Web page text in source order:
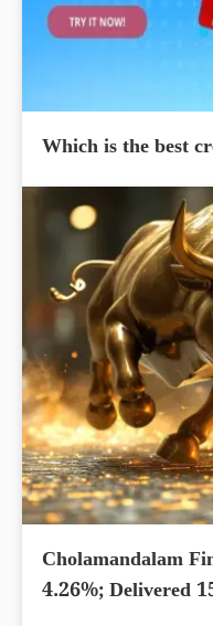
Which is the best
Cholamandalam
4.26%; Delivered